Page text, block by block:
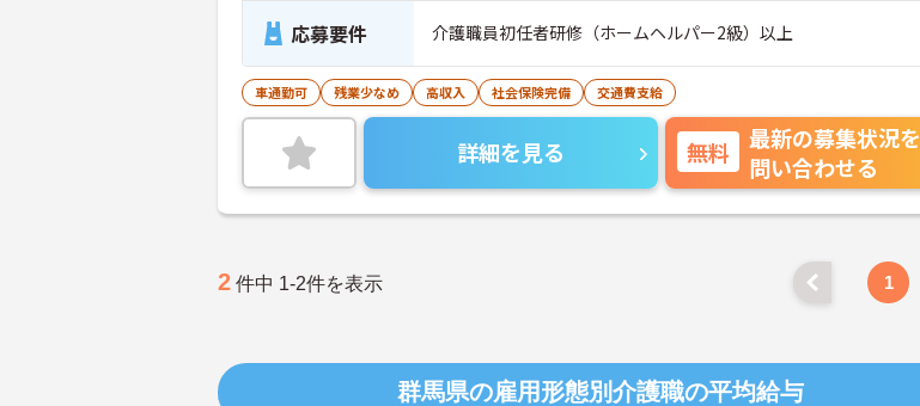
応募要件 介護職員初任者研修（ホームヘルパー2級）以上
車通勤可 残業少なめ 高収入 社会保険完備 交通費支給
詳細を見る 無料
最新の募集状況を
問い合わせる
2 件中 1-2件を表示 1
群馬県の雇用形態別介護職の平均給与